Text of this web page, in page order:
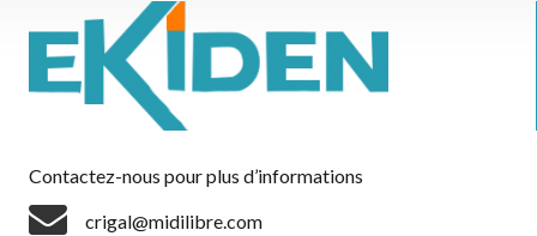
Contactez-nous pour plus d’informations
crigal@midilibre.com